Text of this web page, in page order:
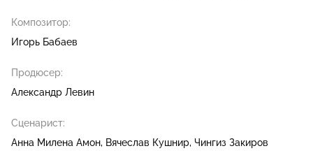
Композитор:
Игорь Бабаев
Продюсер:
Александр Левин
Сценарист:
Анна Милена Амон Вячеслав Кушнир Чингиз Закиров